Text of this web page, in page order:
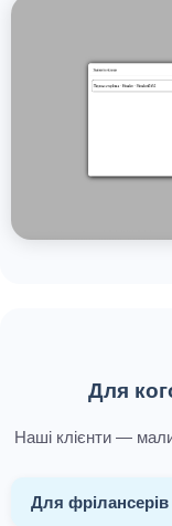
Для
Наші клієнти —
Для фрілансерів